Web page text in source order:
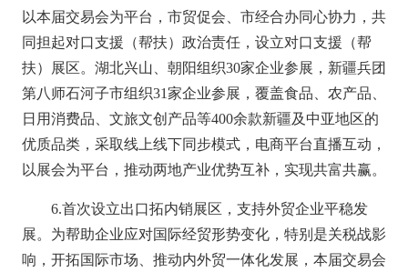
以本届交易会为平台，市贸促会、市经合办同心协力，共
同担起对口支援（帮扶）政治责任，设立对口支援（帮
扶）展区。湖北兴山、朝阳组织30家企业参展，新疆兵团
第八师石河子市组织31家企业参展，覆盖食品、农产品、
日用消费品、文旅文创产品等400余款新疆及中亚地区的
优质品类，采取线上线下同步模式，电商平台直播互动，
以展会为平台，推动两地产业优势互补，实现共富共赢。
6.首次设立出口拓内销展区，支持外贸企业平稳发
展。 为帮助企业应对国际经贸形势变化，特别是关税战影
响，开拓国际市场、推动内外贸一体化发展，本届交易会